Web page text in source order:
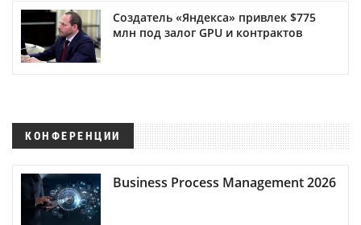
Создатель «Яндекса» привлек $775
млн под залог GPU и контрактов
КОНФЕРЕНЦИИ
Business Process Management 2026